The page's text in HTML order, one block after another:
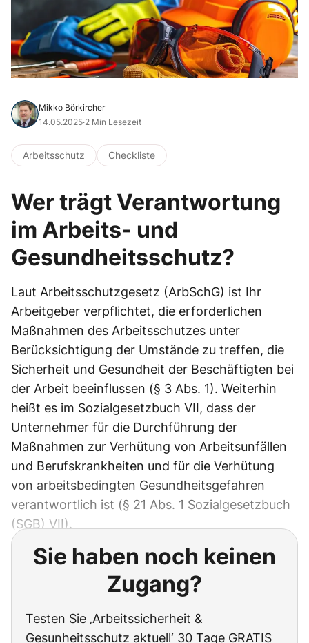
Mikko Börkircher
14.05.2025·2 Min Lesezeit
Arbeitsschutz Checkliste
Wer trägt Verantwortung
im Arbeits- und
Gesundheitsschutz?
Laut Arbeitsschutzgesetz (ArbSchG) ist Ihr
Arbeitgeber verpflichtet, die erforderlichen
Maßnahmen des Arbeitsschutzes unter
Berücksichtigung der Umstände zu treffen, die
Sicherheit und Gesundheit der Beschäftigten bei
der Arbeit beeinflussen (§ 3 Abs. 1). Weiterhin
heißt es im Sozialgesetzbuch VII, dass der
Unternehmer für die Durchführung der
Maßnahmen zur Verhütung von Arbeitsunfällen
und Berufskrankheiten und für die Verhütung
von arbeitsbedingten Gesundheitsgefahren
verantwortlich ist (§ 21 Abs. 1 Sozialgesetzbuch
(SGB) VII).
Sie haben noch keinen
Zugang?
Testen Sie ‚Arbeitssicherheit &
Gesunheitsschutz aktuell‘ 30 Tage GRATIS